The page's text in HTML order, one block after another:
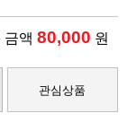
금액 80,000 원
관심상품